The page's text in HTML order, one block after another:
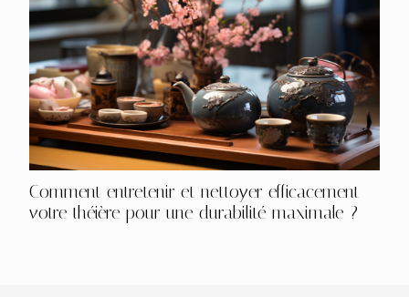
Comment entretenir et nettoyer efficacement
votre théière pour une durabilité maximale ?